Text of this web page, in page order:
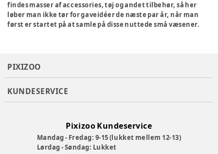
findes masser af accessories, tøj og andet tilbehør, så her
løber man ikke tør for gaveidéer de næste par år, når man
først er startet på at samle på disse nuttede små væsener.
PIXIZOO
KUNDESERVICE
Pixizoo Kundeservice
Mandag - Fredag: 9-15 (lukket mellem 12-13)
Lørdag - Søndag: Lukket